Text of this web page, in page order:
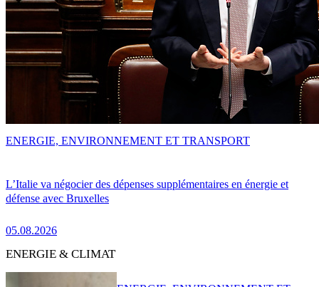
L’Italie va négocier des dépenses supplémentaires en énergie et
défense avec Bruxelles
05.08.2026
ENERGIE, ENVIRONNEMENT ET TRANSPORT
ENERGIE & CLIMAT